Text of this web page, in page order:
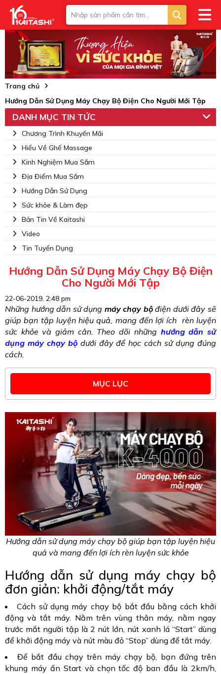
Trang chủ
Hướng Dẫn Sử Dụng Máy Chạy Bộ Điện Cho Người Mới Tập
DANH MỤC TIN TỨC
Chương Trình Khuyến Mãi
Hiểu Về Ghế Massage
Kinh Nghiệm Mua Sắm
Địa Điểm Mua Sắm
Hướng Dẫn Sử Dụng
Sức khỏe & Làm đẹp
Bản Tin Về Kaitashi
Video
Tin Tuyển Dụng
Hướng Dẫn Sử Dụng Máy Chạy Bộ Điện
Cho Người Mới Tập
22-06-2019, 2:48 pm
Những hướng dẫn sử dụng máy chạy bộđiện dưới đây sẽ
giúp bạn tập luyện hiệu quả, mang đến lợi ích rèn luyện
sức khỏe và giảm cân. Theo dõi những hướng dẫn sử
dụng máy chạy bộdưới đây để học cách sử dụng đúng
cách.
MỤC LỤC
Hướng dẫn sử dụng máy chạy bộ giúp bạn tập luyện hiệu
quả và mang đến lợi ích rèn luyện sức khỏe
Hướng dẫn sử dụng máy chạy bộ
đơn giản: khởi động/tắt máy
Cách sử dụng máy chạy bộ bắt đầu bằng cách khởi
động và tắt máy. Nằm trên vùng thân máy, nằm ngay
trước mắt người tập là 2 nút lớn, nút xanh lá “Start” dùng
để khởi động máy và nút màu đỏ “Stop” dùng để tắt máy.
Để bắt đầu chạy trên máy chạy bộ, bạn đứng trên
khung máy ấn Start và chọn tốc độ ban đầu là 2km/h,